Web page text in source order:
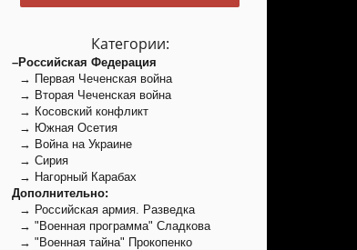
Категории:
–Российская Федерация
→ Первая Чеченская война
→ Вторая Чеченская война
→ Косовский конфликт
→ Южная Осетия
→ Война на Украине
→ Сирия
→ Нагорный Карабах
Дополнительно:
→ Российская армия. Разведка
→ "Военная программа" Сладкова
→ "Военная тайна" Прокопенко